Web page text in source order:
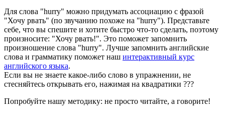
Для слова "hurry" можно придумать ассоциацию с фразой
"Хочу рвать" (по звучанию похоже на "hurry"). Представьте
себе, что вы спешите и хотите быстро что-то сделать, поэтому
произносите: "Хочу рвать!". Это поможет запомнить
произношение слова "hurry". Лучше запомнить английские
слова и грамматику поможет наш интерактивный курс
английского языка.
Если вы не знаете какое-либо слово в упражнении, не
стесняйтесь открывать его, нажимая на квадратики ???
Попробуйте нашу методику: не просто читайте, а говорите!